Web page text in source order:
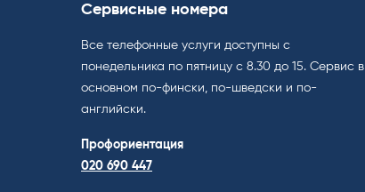
Сервисные номера
Все телефонные услуги доступны с
понедельника по пятницу с 8.30 до 15. Cервис в
основном по-фински, по-шведски и по-
английски.
Профориентация
020 690 447